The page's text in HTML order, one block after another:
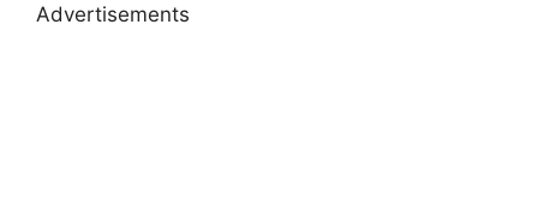
Advertisements